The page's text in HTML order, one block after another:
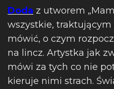
Doda z utworem
wszystkie, traktującym
mówić, o czym
na lincz. Artystka jak
mówi za tych co nie
kieruje nimi strach.